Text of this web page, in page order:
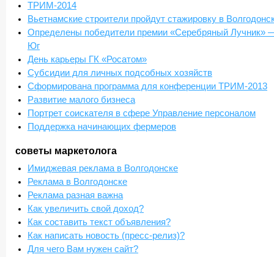
ТРИМ-2014
Вьетнамские строители пройдут стажировку в
Определены победители премии «Серебряный Лучник»
Юг
День карьеры ГК «Росатом»
Субсидии для личных подсобных хозяйств
Сформирована программа для конференции ТРИМ-2013
Развитие малого бизнеса
Портрет соискателя в сфере Управление персоналом
Поддержка начинающих фермеров
советы маркетолога
Имиджевая реклама в Волгодонске
Реклама в Волгодонске
Реклама разная важна
Как увеличить свой доход?
Как составить текст объявления?
Как написать новость (пресс-релиз)?
Для чего Вам нужен сайт?